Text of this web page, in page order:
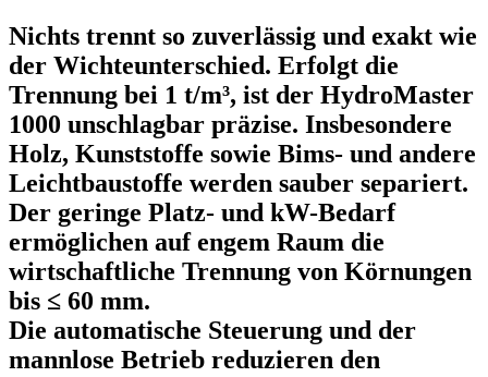
Nichts trennt so zuverlässig und exakt wie
der Wichteunterschied. Erfolgt die
Trennung bei 1 t/m³, ist der HydroMaster
1000 unschlagbar präzise. Insbesondere
Holz, Kunststoffe sowie Bims- und andere
Leichtbaustoffe werden sauber separiert.
Der geringe Platz- und kW-Bedarf
ermöglichen auf engem Raum die
wirtschaftliche Trennung von Körnungen
bis ≤ 60 mm.
Die automatische Steuerung und der
mannlose Betrieb reduzieren den